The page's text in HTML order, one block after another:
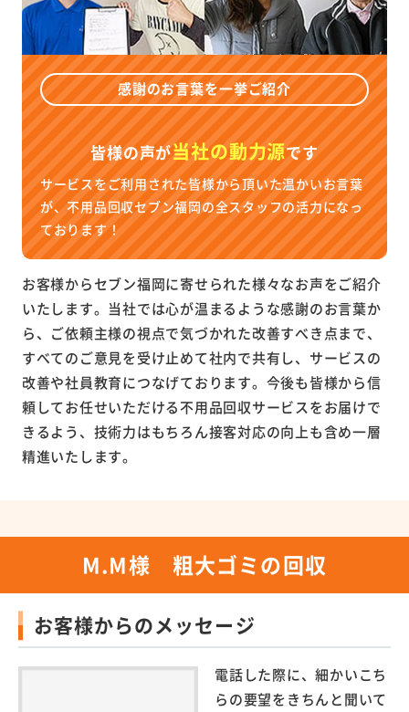
感謝のお言葉を一挙ご紹介
皆様の声が当社の動力源です
サービスをご利用された皆様から頂いた温かいお言葉
が、不用品回収セブン福岡の全スタッフの活力になっ
ております！
お客様からセブン福岡に寄せられた様々なお声をご紹介
いたします。当社では心が温まるような感謝のお言葉か
ら、ご依頼主様の視点で気づかれた改善すべき点まで、
すべてのご意見を受け止めて社内で共有し、サービスの
改善や社員教育につなげております。今後も皆様から信
頼してお任せいただける不用品回収サービスをお届けで
きるよう、技術力はもちろん接客対応の向上も含め一層
精進いたします。
M.M様 粗大ゴミの回収
お客様からのメッセージ
電話した際に、細かいこち
らの要望をきちんと聞いて